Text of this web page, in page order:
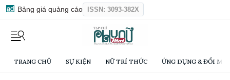
Bảng giá quảng cáo ISSN: 3093-382X
TRANG CHỦ SỰ KIỆN NỮ TRÍ THỨC ỨNG DỤNG & ĐỔI